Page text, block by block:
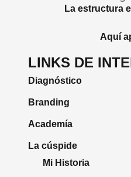
La estructura
Aquí
LINKS DE
Diagnóstico
Branding
Academía
La cúspide
Mi Historia